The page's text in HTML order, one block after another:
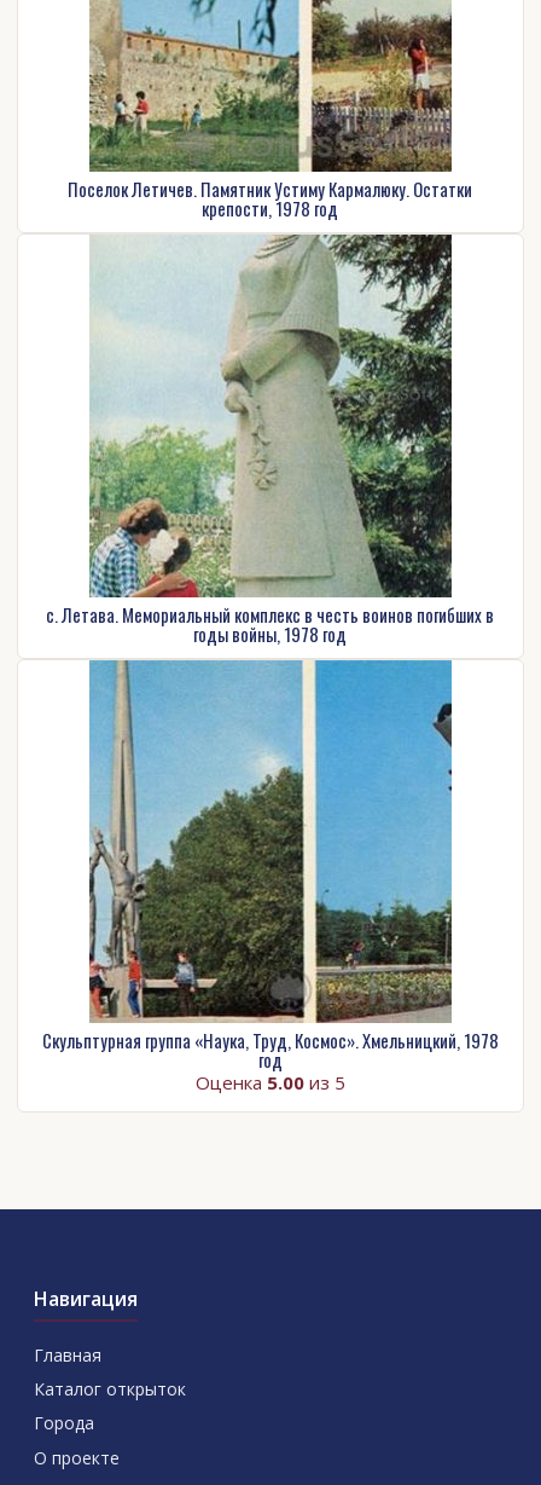
Поселок Летичев. Памятник Устиму Кармалюку. Остатки
крепости, 1978 год
с. Летава. Мемориальный комплекс в честь воинов погибших в
годы войны, 1978 год
Скульптурная группа «Наука, Труд, Космос». Хмельницкий, 1978
год
Оценка 5.00из 5
Навигация
Главная
Каталог открыток
Города
О проекте